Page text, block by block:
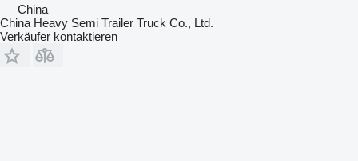
China
China Heavy Semi Trailer Truck Co., Ltd.
Verkäufer kontaktieren